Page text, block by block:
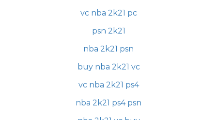
vc nba 2k21 pc
psn 2k21
nba 2k21 psn
buy nba 2k21 vc
vc nba 2k21 ps4
nba 2k21 ps4 psn